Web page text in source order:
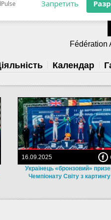
сайту fau.ua
на рабочий стол
Fédération
Календар
Українець «бронзовий»
Чемпіонату Світу з картингу
16.09.2025